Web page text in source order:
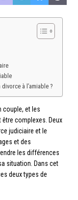
à l’amiable ?
couple, et les
complexes. Deux
judiciaire et le
et des
les différences
situation. Dans cet
deux types de